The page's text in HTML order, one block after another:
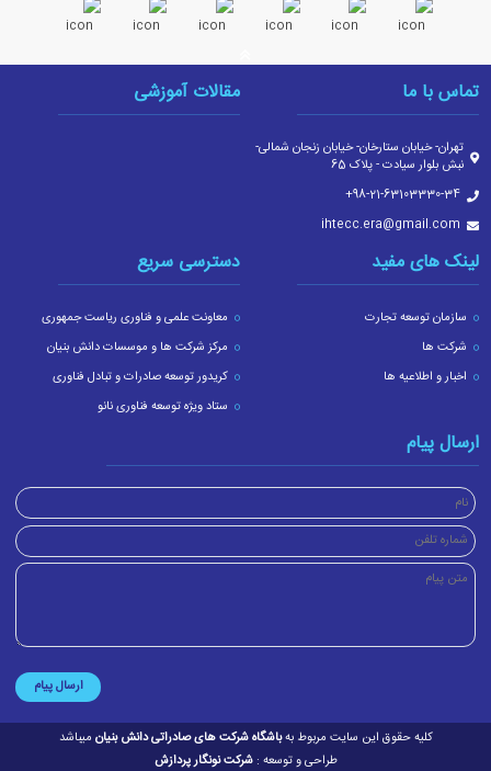
تماس با ما
تهران- خیابان ستارخان- خیابان زنجان شمالی-
نبش بلوار سیادت - پلاک 65
‎+98-21-63103330-34
ihtecc.era@gmail.com
مقالات آموزشی
لینک های مفید
سازمان توسعه تجارت
شرکت ها
اخبار و اطلاعیه ها
دسترسی سریع
معاونت علمی و فناوری ریاست جمهوری
مرکز شرکت ها و موسسات دانش بنیان
کریدور توسعه صادرات و تبادل فناوری
ستاد ویژه توسعه فناوری نانو
ارسال پیام
ارسال پیام
کلیه حقوق این سایت مربوط بهباشگاه شرکت های صادراتی دانش بنیان میباشد
طراحی و توسعه :شرکت نونگار پردازش